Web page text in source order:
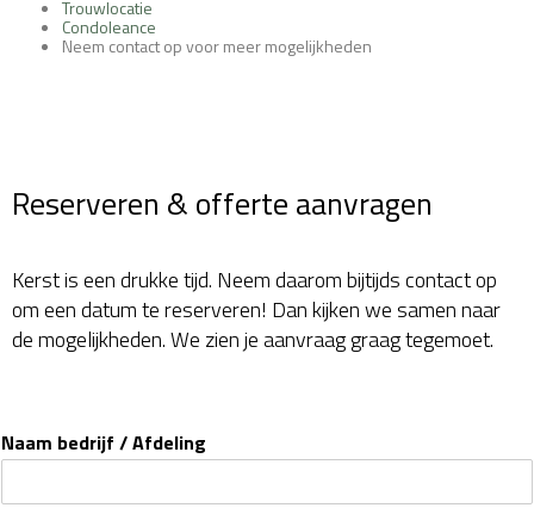
Trouwlocatie
Condoleance
Neem contact op voor meer mogelijkheden
Reserveren & offerte aanvragen
Kerst is een drukke tijd. Neem daarom bijtijds contact op
om een datum te reserveren! Dan kijken we samen naar
de mogelijkheden. We zien je aanvraag graag tegemoet.
Naam bedrijf / Afdeling